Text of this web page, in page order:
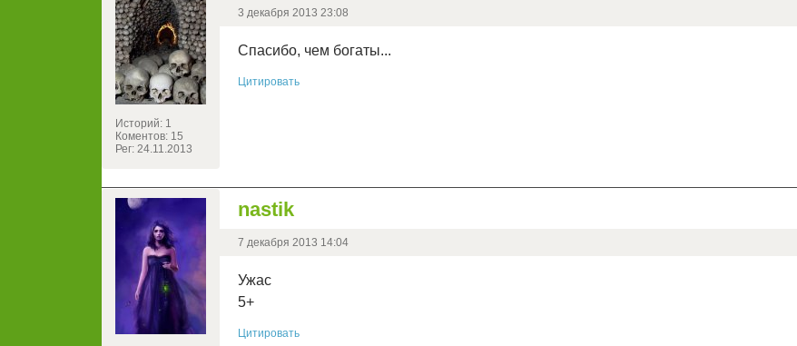
Историй: 1
Коментов: 15
Рег: 24.11.2013
3 декабря 2013 23:08
Спасибо, чем богаты...
Цитировать
nastik
7 декабря 2013 14:04
Ужас
5+
Цитировать